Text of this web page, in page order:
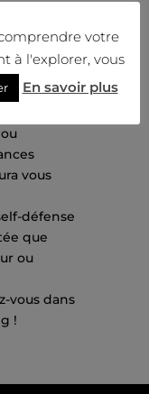
de
forme,
vous
défense
que
ou
vous dans
!
votre
à l'explorer, vous
En savoir plus